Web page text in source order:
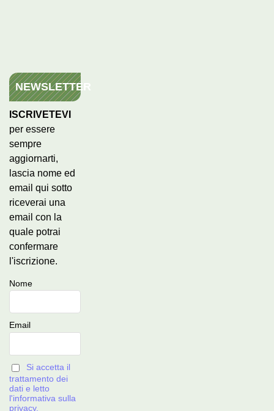
NEWSLETTER
ISCRIVETEVI
per essere
sempre
aggiornarti,
lascia nome ed
email qui sotto
riceverai una
email con la
quale potrai
confermare
l'iscrizione.
Nome
Email
Si accetta il
trattamento dei
dati e letto
l'informativa sulla
privacy.